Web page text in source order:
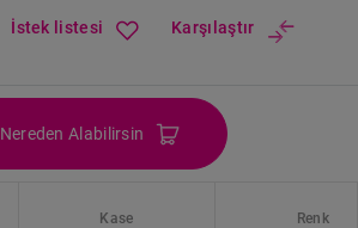
İstek listesi Karşılaştır
Nereden Alabilirsin
Kase Renk